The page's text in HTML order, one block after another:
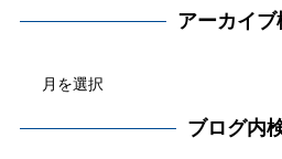
アーカイブ
ブログ内